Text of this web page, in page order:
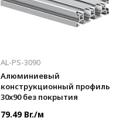
Масса, кг/м:
1,273
AL-PS-3090
Алюминиевый
конструкционный профиль
30x90 без покрытия
79.49 Br./м